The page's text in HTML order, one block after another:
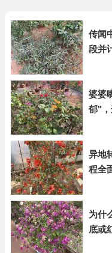
传闻
段并
婆婆
郁"，
异地
程全
为什
底或